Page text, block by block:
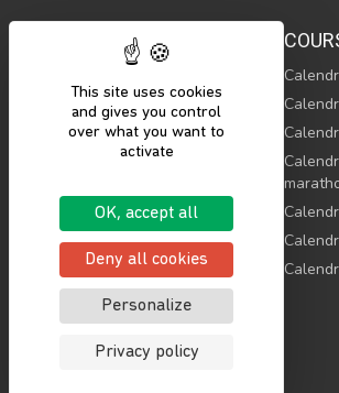
This site uses cookies
and gives you control
over what you want to
activate
OK, accept all
Deny all cookies
Personalize
Privacy policy
© 2023 Sports’N Connect, SAS
Tous droits réservés
Sports’N Connect, c’est le
l’écosystème sportif.